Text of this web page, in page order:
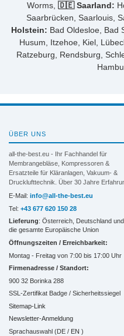
Worms, 🇩🇪 Saarland:
Saarbrücken, Saarlouis,
Holstein: Bad Oldesloe, Bad
Husum, Itzehoe, Kiel,
Ratzeburg, Rendsburg,
ÜBER UNS
all-the-best.eu - Ihr Fachhandel für
Membrangebläse, Kompressoren &
Ersatzteile für Kläranlagen, Vakuum- &
Drucklufttechnik. Über 30 Jahre
E-Mail: info@all-the-best.eu
Tel: +43 677 620 150 28
Lieferung: Österreich, Deutschland und
die gesamte Europäische Union
Öffnungszeiten / Erreichbarkeit:
Montag - Freitag von 7:00 bis 17:00 Uhr
Firmenadresse / Standort:
900 32 Borinka 288
SSL-Zertifikat Badge / Sicherheitssiegel
Sitemap-Link
Newsletter-Anmeldung
Sprachauswahl (DE / EN )